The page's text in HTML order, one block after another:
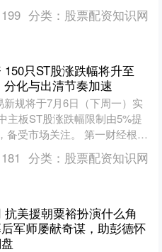
7.20%，现报31.28港元，成....
199 分类： 股票配资知识网
150只ST股涨跌幅将升至
分化与出清节奏加速
新规将于7月6日（下周一）实
主板ST股涨跌幅限制由5%提
备受市场关注。 第一财经根据
，截至7月3日，除去处于退市
即....
181 分类： 股票配资知识网
抗美援朝粟裕扮演什么角
军师屡献奇谋，助彭德怀